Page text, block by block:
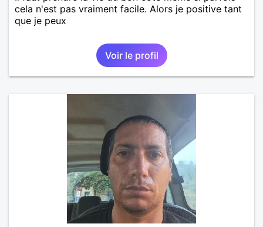
cela n'est pas vraiment facile. Alors je positive tant
que je peux
Voir le profil